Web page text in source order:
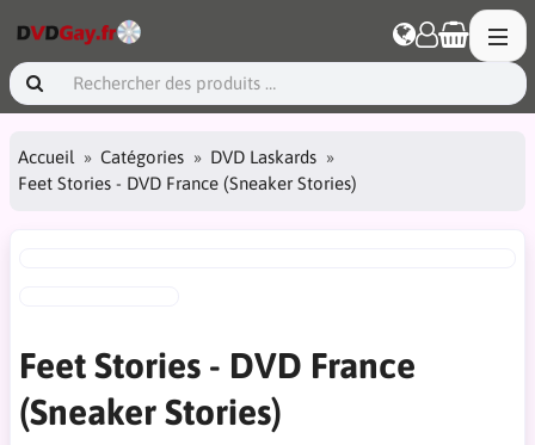
Accueil Catégories
DVD Laskards
Feet Stories - DVD France (Sneaker Stories)
Feet Stories - DVD France
(Sneaker Stories)